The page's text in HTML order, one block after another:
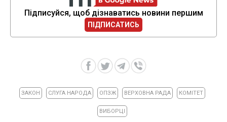
Підписуйся, щоб дізнаватись новини першим
ПІДПИСАТИСЬ
ЗАКОН СЛУГА НАРОДА ОПЗЖ ВЕРХОВНА РАДА КОМІТЕТ
ВИБОРЦІ